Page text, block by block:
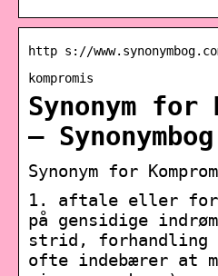
http s://
kompromis
Synonym for
–
Synonym for
1. aftale eller
på gensidige
strid,
ofte indebærer at